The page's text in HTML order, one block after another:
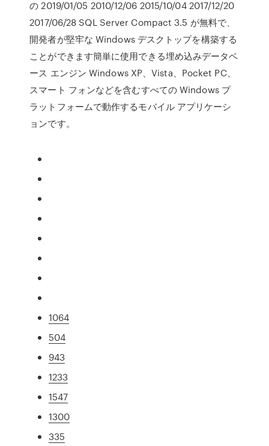
の 2019/01/05 2010/12/06 2015/10/04 2017/12/20
2017/06/28 SQL Server Compact 3.5 が無料で、
開発者が堅牢な Windows デスクトップを構築する
ことができます簡単に使用できる埋め込みデータベ
ース エンジン Windows XP、Vista、Pocket PC、
スマート フォンなどを含むすべての Windows プ
ラットフォームで動作するモバイル アプリケーシ
ョンです。
1064
504
943
1233
1547
1300
335